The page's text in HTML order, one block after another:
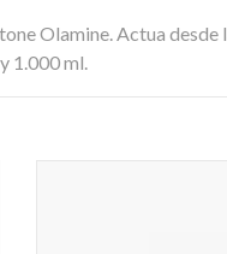
Olamine. Actua desde
1.000 ml.